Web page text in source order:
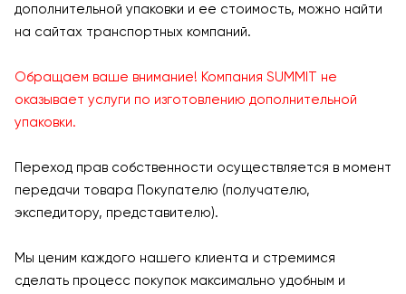
дополнительной упаковки и ее стоимость, можно найти
на сайтах транспортных компаний.
Обращаем ваше внимание! Компания SUMMIT не
оказывает услуги по изготовлению дополнительной
упаковки.
Переход прав собственности осуществляется в момент
передачи товара Покупателю (получателю,
экспедитору, представителю).
Мы ценим каждого нашего клиента и стремимся
сделать процесс покупок максимально удобным и